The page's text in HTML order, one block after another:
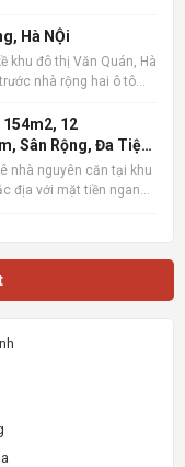
kế hợp lý với 7 phòng
gian làm việc hoặc
Hà NỘi
khu đô thị Văn Quán, Hà
nhà rộng hai ô tô
154m2, 12
Sân Rộng, Đa Tiện
nhà nguyên căn tại khu
địa với mặt tiền ngang